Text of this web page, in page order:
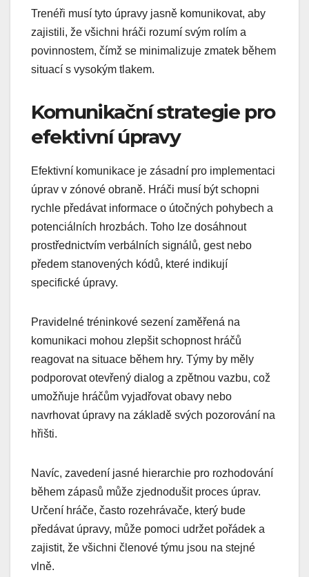
Trenéři musí tyto úpravy jasně komunikovat, aby
zajistili, že všichni hráči rozumí svým rolím a
povinnostem, čímž se minimalizuje zmatek během
situací s vysokým tlakem.
Komunikační strategie pro
efektivní úpravy
Efektivní komunikace je zásadní pro implementaci
úprav v zónové obraně. Hráči musí být schopni
rychle předávat informace o útočných pohybech a
potenciálních hrozbách. Toho lze dosáhnout
prostřednictvím verbálních signálů, gest nebo
předem stanovených kódů, které indikují
specifické úpravy.
Pravidelné tréninkové sezení zaměřená na
komunikaci mohou zlepšit schopnost hráčů
reagovat na situace během hry. Týmy by měly
podporovat otevřený dialog a zpětnou vazbu, což
umožňuje hráčům vyjadřovat obavy nebo
navrhovat úpravy na základě svých pozorování na
hřišti.
Navíc, zavedení jasné hierarchie pro rozhodování
během zápasů může zjednodušit proces úprav.
Určení hráče, často rozehrávače, který bude
předávat úpravy, může pomoci udržet pořádek a
zajistit, že všichni členové týmu jsou na stejné
vlně.